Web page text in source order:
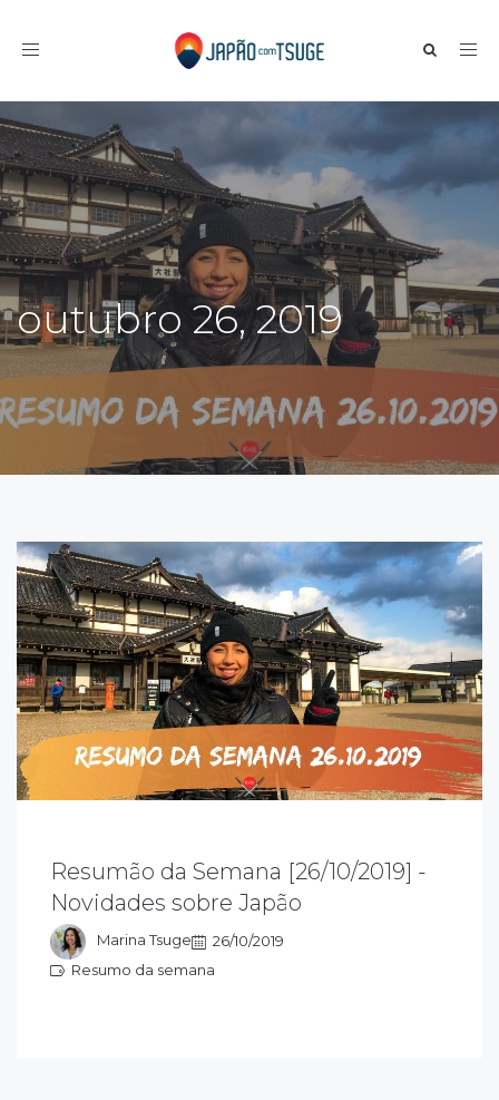
Toggle navigation
outubro 26, 2019
Resumão da Semana [26/10/2019] -
Novidades sobre Japão
Marina Tsuge
26/10/2019
Resumo da semana
da semana 26/10/2019 sobre o
acompanhe as novidades que rolaram
semana e fique ligado em tudo que
sobre o Japão